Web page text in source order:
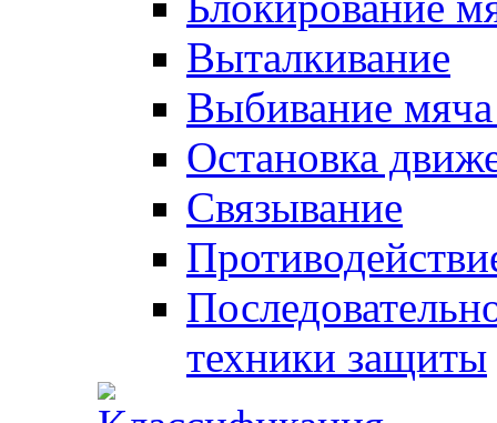
Выталкивание
Выбивание
Остановка
Связывание
техники защиты